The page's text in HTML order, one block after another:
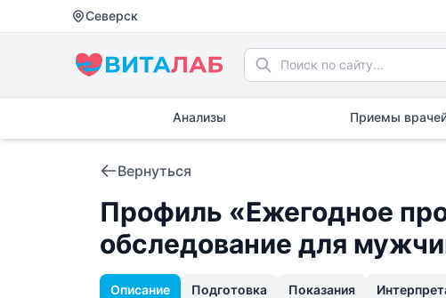
Северск
Анализы Приемы
Вернуться
Профиль «Ежегодное
обследование для
Описание Подготовка Показания